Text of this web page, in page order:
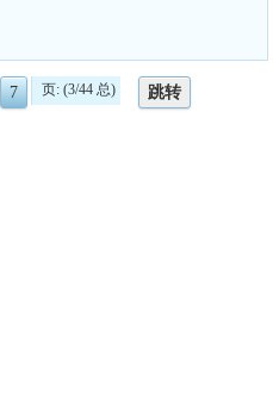
7 页: (3/44 总) 跳转